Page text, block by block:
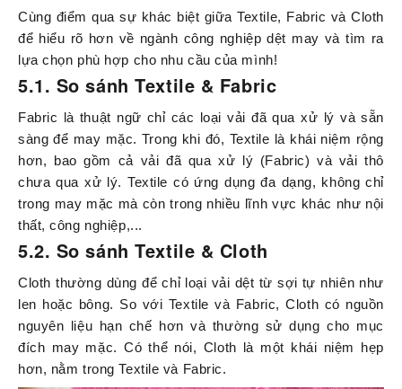
Cùng điểm qua sự khác biệt giữa Textile, Fabric và Cloth
để hiểu rõ hơn về ngành công nghiệp dệt may và tìm ra
lựa chọn phù hợp cho nhu cầu của mình!
5.1. So sánh Textile & Fabric
Fabric là thuật ngữ chỉ các loại vải đã qua xử lý và sẵn
sàng để may mặc. Trong khi đó, Textile là khái niệm rộng
hơn, bao gồm cả vải đã qua xử lý (Fabric) và vải thô
chưa qua xử lý. Textile có ứng dụng đa dạng, không chỉ
trong may mặc mà còn trong nhiều lĩnh vực khác như nội
thất, công nghiệp,...
5.2. So sánh Textile & Cloth
Cloth thường dùng để chỉ loại vải dệt từ sợi tự nhiên như
len hoặc bông. So với Textile và Fabric, Cloth có nguồn
nguyên liệu hạn chế hơn và thường sử dụng cho mục
đích may mặc. Có thể nói, Cloth là một khái niệm hẹp
hơn, nằm trong Textile và Fabric.